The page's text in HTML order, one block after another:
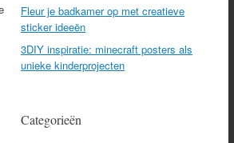
Fleur je badkamer op met creatieve
sticker ideeën
3DIY inspiratie: minecraft posters als
unieke kinderprojecten
Categorieën